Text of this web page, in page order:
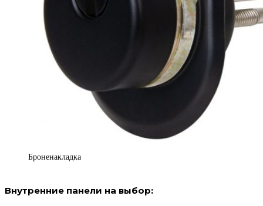
Броненакладка
Внутренние панели на выбор: